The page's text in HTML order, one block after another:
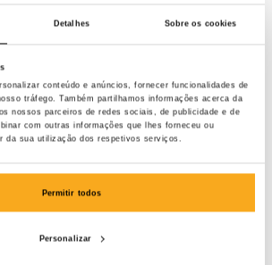
Detalhes Sobre os cookies
conteúdo e anúncios, fornecer funcionalidades de
tráfego. Também partilhamos informações acerca da
nossos parceiros de redes sociais, de publicidade e de
com outras informações que lhes forneceu ou
da sua utilização dos respetivos serviços.
Permitir todos
Personalizar